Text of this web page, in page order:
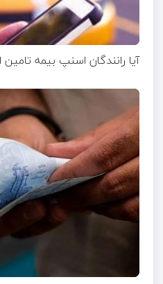
آیا رانندگان اسنپ بیمه